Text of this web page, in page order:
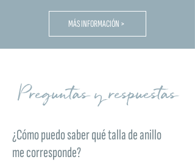
MÁS INFORMACIÓN >
Preguntas y respuestas
¿Cómo puedo saber qué talla de anillo
me corresponde?